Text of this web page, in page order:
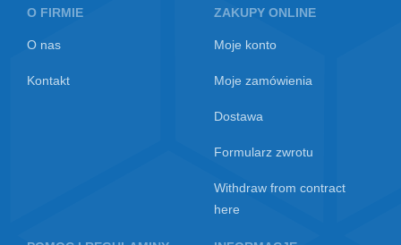
O FIRMIE
O nas
Kontakt
ZAKUPY ONLINE
Moje konto
Moje zamówienia
Dostawa
Formularz zwrotu
Withdraw from contract
here